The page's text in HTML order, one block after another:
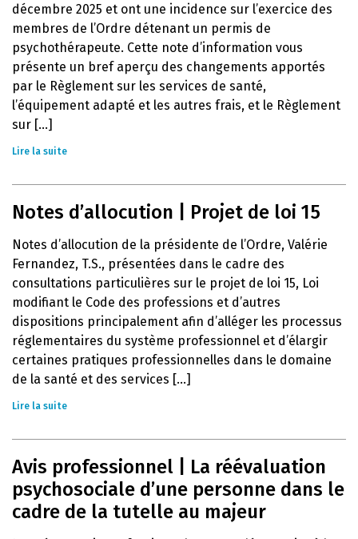
décembre 2025 et ont une incidence sur l’exercice des
membres de l’Ordre détenant un permis de
psychothérapeute. Cette note d’information vous
présente un bref aperçu des changements apportés
par le Règlement sur les services de santé,
l’équipement adapté et les autres frais, et le Règlement
sur [...]
Lire la suite
Notes d’allocution | Projet de loi 15
Notes d’allocution de la présidente de l’Ordre, Valérie
Fernandez, T.S., présentées dans le cadre des
consultations particulières sur le projet de loi 15, Loi
modifiant le Code des professions et d’autres
dispositions principalement afin d’alléger les processus
réglementaires du système professionnel et d’élargir
certaines pratiques professionnelles dans le domaine
de la santé et des services [...]
Lire la suite
Avis professionnel | La réévaluation
psychosociale d’une personne dans le
cadre de la tutelle au majeur